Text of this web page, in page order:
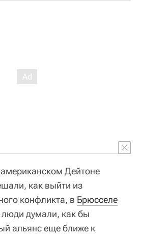
Дейтоне
как выйти из
конфликта, в Брюсселе
люди думали, как бы
альянс еще ближе к